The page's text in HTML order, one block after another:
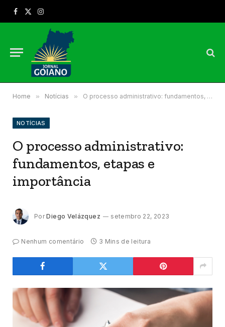
Facebook
X
Instagram
Home » Notícias » O processo administrativo: fundamentos, etapas e importância
NOTÍCIAS
O processo administrativo:
fundamentos, etapas e
importância
Por Diego Velázquez setembro 22, 2023
Nenhum comentário 3 Mins de leitura